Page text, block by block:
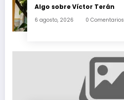
Algo sobre Víctor Terán
6 agosto, 2026 0 Comentarios